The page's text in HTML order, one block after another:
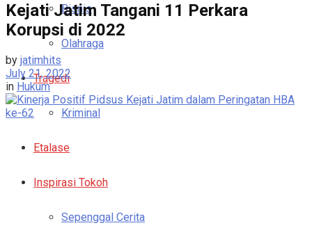
Bisnis
Olahraga
Tragedi
Kriminal
Etalase
Inspirasi Tokoh
Sepenggal Cerita
Kejati Jatim Tangani 11 Perkara
Korupsi di 2022
by jatimhits
July 21, 2022
in Hukum